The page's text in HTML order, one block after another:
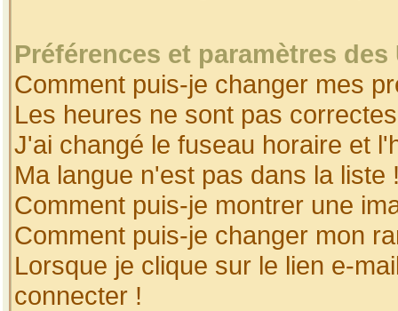
Préférences et paramètres
Comment puis-je changer mes
Les heures ne sont pas
J'ai changé le fuseau horaire et
Ma langue n'est pas dans la liste
Comment puis-je montrer une
Comment puis-je changer mon
Lorsque je clique sur le lien e-
connecter !